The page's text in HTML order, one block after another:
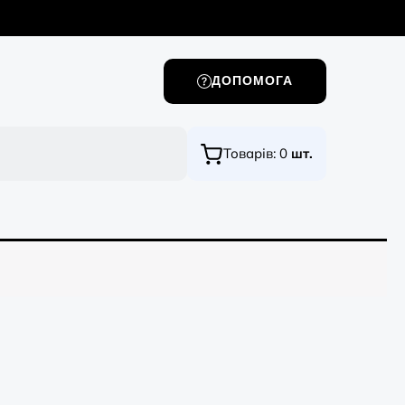
ДОПОМОГА
Товарів: 0 шт.